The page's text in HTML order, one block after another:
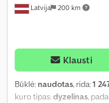
Latvija 200 km
Klausti
Būklė: naudotas, rida:1
kuro tipas:dyzelinas,